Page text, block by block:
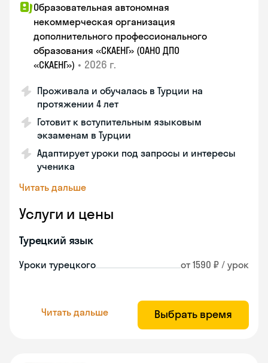
Образовательная автономная
некоммерческая организация
дополнительного профессионального
образования «СКАЕНГ» (ОАНО ДПО
«СКАЕНГ») • 2026 г.
Проживала и обучалась в Турции на
протяжении 4 лет
Готовит к вступительным языковым
экзаменам в Турции
Адаптирует уроки под запросы и интересы
ученика
Читать дальше
Услуги и цены
Турецкий язык
Уроки турецкого от 1590 ₽ / урок
Читать дальше Выбрать время